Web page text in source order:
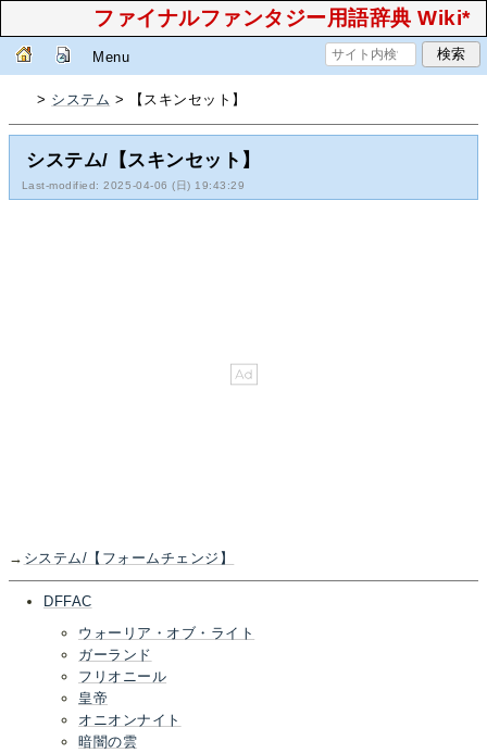
ファイナルファンタジー用語辞典 Wiki*
Menu
> システム > 【スキンセット】
システム/【スキンセット】
Last-modified: 2025-04-06 (日) 19:43:29
→ システム/【フォームチェンジ】
DFFAC
ウォーリア・オブ・ライト
ガーランド
フリオニール
皇帝
オニオンナイト
暗闇の雲